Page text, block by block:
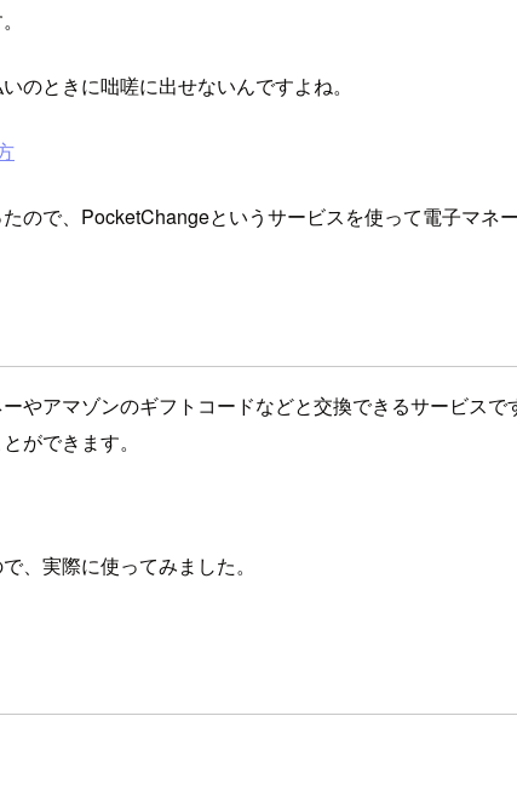
のときに咄嗟に出せないんですよね。
ので、PocketChangeというサービスを使って電子マネ
やアマゾンのギフトコードなどと交換できるサービスで
ができます。
、実際に使ってみました。